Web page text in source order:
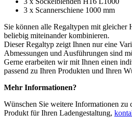
3 x Scannerschiene 1000 mm
Sie können alle Regaltypen mit gleicher
beliebig miteinander kombinieren.
Dieser Regaltyp zeigt Ihnen nur eine
Abmessungen und Ausführungen sind
Gerne erarbeiten wir mit Ihnen einen
passend zu Ihren Produkten und Ihren
Mehr Informationen?
Wünschen Sie weitere Informationen zu
Produkt für Ihren Ladengestaltung,